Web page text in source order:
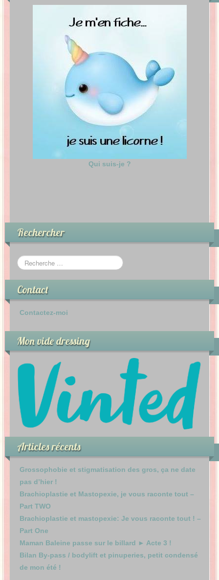
Qui suis-je ?
Rechercher
Contact
Contactez-moi
Mon vide dressing
Articles récents
Grossophobie et stigmatisation des gros, ça ne date
pas d’hier !
Brachioplastie et Mastopexie, je vous raconte tout –
Part TWO
Brachioplastie et mastopexie: Je vous raconte tout ! –
Part One
Maman Baleine passe sur le billard ► Acte 3 !
Bilan By-pass / bodylift et pinuperies, petit condensé
de mon été !